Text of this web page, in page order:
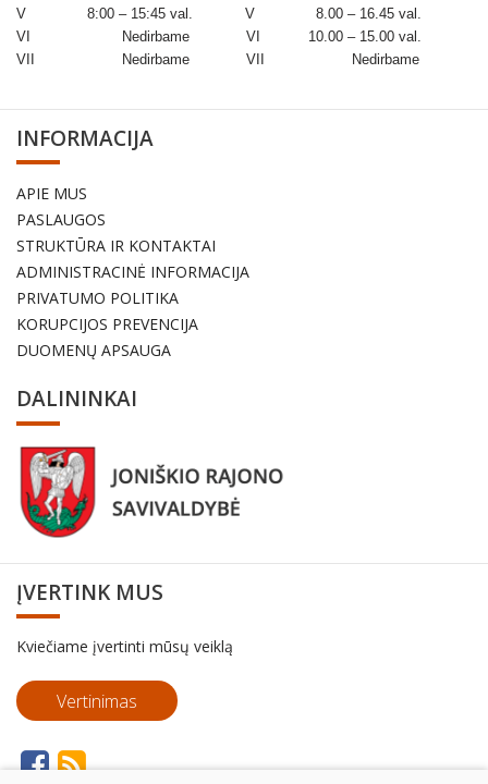
V 8:00 – 15:45 val. V 8.00 – 16.45 val.
VI Nedirbame VI 10.00 – 15.00 val.
VII Nedirbame VII Nedirbame
INFORMACIJA
APIE MUS
PASLAUGOS
STRUKTŪRA IR KONTAKTAI
ADMINISTRACINĖ INFORMACIJA
PRIVATUMO POLITIKA
KORUPCIJOS PREVENCIJA
DUOMENŲ APSAUGA
DALININKAI
ĮVERTINK MUS
Kviečiame įvertinti mūsų veiklą
Vertinimas